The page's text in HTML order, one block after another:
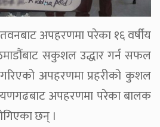
अपहरणमा परेका १६ वर्षीय
सकुशल उद्धार गर्न सफल
अपहरणमा प्रहरीको कुशल
अपहरणमा परेका बालक
छन् ।